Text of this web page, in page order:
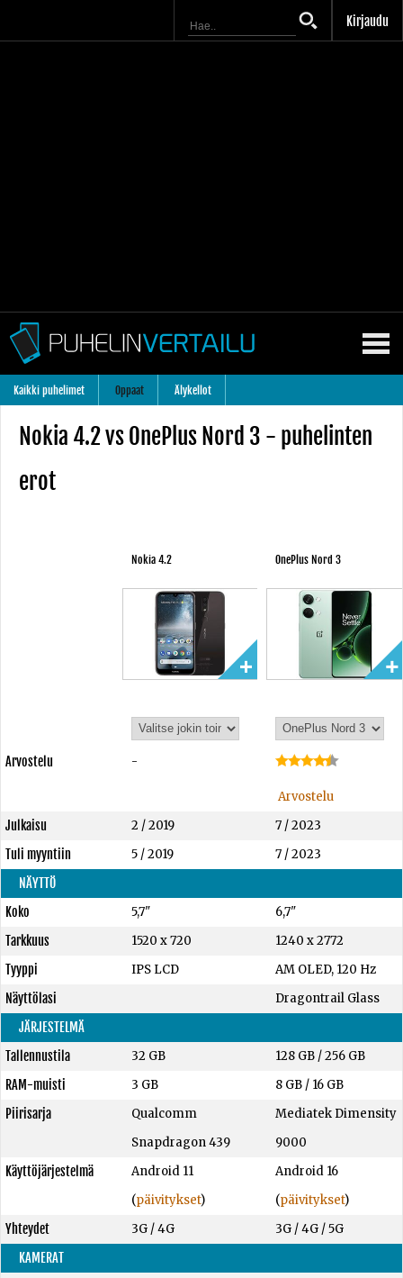
Kirjaudu
Kaikki puhelimet Oppaat Älykellot
Nokia 4.2 vs OnePlus Nord 3 - puhelinten
erot
Nokia 4.2 OnePlus Nord 3
Arvostelu -
Arvostelu
Julkaisu
2 / 2019
7 / 2023
Tuli myyntiin
5 / 2019
7 / 2023
NÄYTTÖ
Koko
5,7"
6,7"
Tarkkuus
1520 x 720
1240 x 2772
Tyyppi
IPS LCD
AM OLED, 120 Hz
Näyttölasi
Dragontrail Glass
JÄRJESTELMÄ
Tallennustila
32 GB 128 GB /256 GB
RAM-muisti
3 GB 8 GB / 16 GB
Piirisarja
Qualcomm
Snapdragon 439
Mediatek Dimensity
9000
Käyttöjärjestelmä
Android 11
(päivitykset)
Android 16
(päivitykset)
Yhteydet
3G / 4G
3G / 4G / 5G
KAMERAT